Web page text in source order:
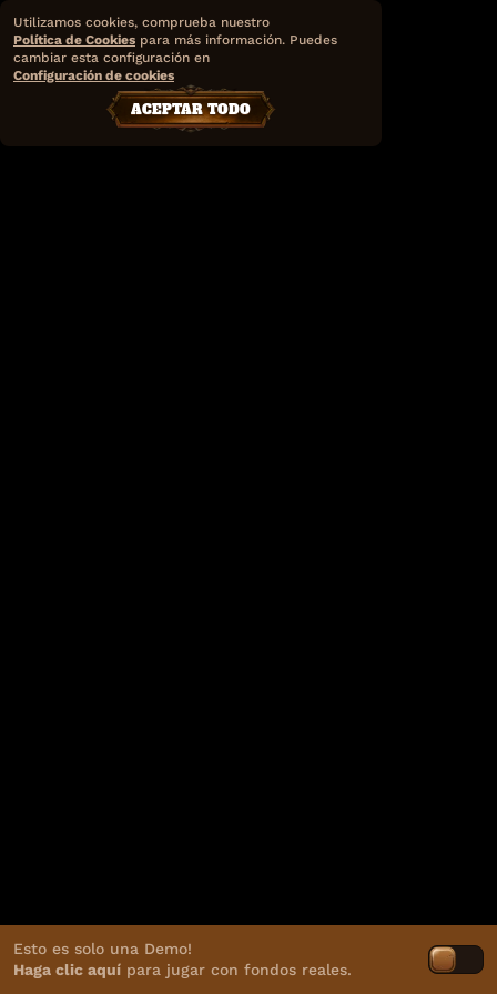
Esto es solo una Demo!
Haga clic aquí para jugar con fondos reales.
Utilizamos cookies, comprueba nuestro
Política de Cookies para más información. Puedes
cambiar esta configuración en
Configuración de cookies
ACEPTAR TODO